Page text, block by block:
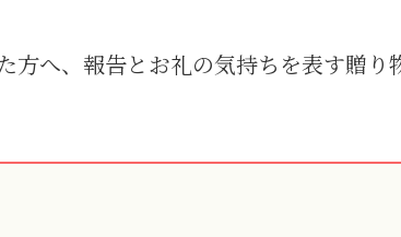
検索
へ、報告とお礼の気持ちを表す贈り